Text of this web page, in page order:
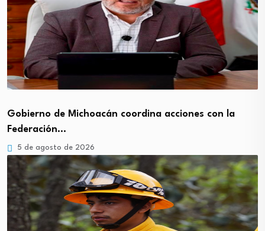
Gobierno de Michoacán coordina acciones con la
Federación…
5 de agosto de 2026